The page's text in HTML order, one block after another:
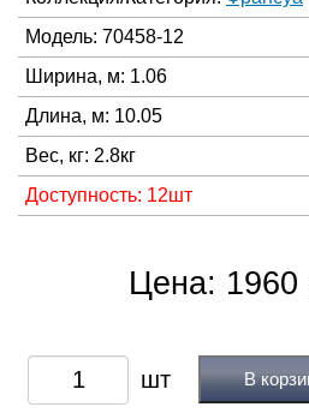
Модель: 70458-12
Ширина, м: 1.06
Длина, м: 10.05
Вес, кг: 2.8кг
Доступность: 12шт
Цена: 1960
В